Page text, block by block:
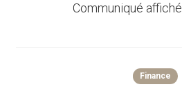
Communiqué affiché
Finance